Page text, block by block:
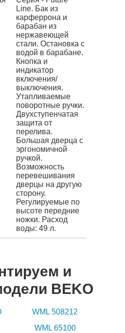
Line. Бак из
карферрона и
барабан из
нержавеющей
стали. Остановка с
водой в барабане.
Кнопка и
индикатор
включения/
выключения.
Утапливаемые
поворотные ручки.
Двухступенчатая
защита от
перелива.
Большая дверца с
эргономичной
ручкой.
Возможность
перевешивания
дверцы на другую
сторону.
Регулируемые по
высоте передние
ножки. Расход
воды: 49 л.
и
BEKO
WML 508212
WML 65100